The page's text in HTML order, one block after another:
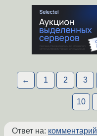
← 1 2 3
10
Ответ на: комментарий